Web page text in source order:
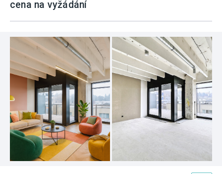
cena na vyžádání